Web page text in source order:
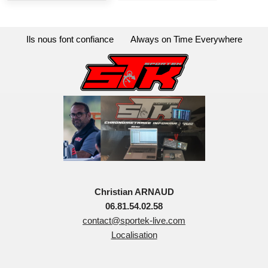
Ils nous font confiance Always on Time Everywhere
Christian ARNAUD
06.81.54.02.58
contact@sportek-live.com
Localisation